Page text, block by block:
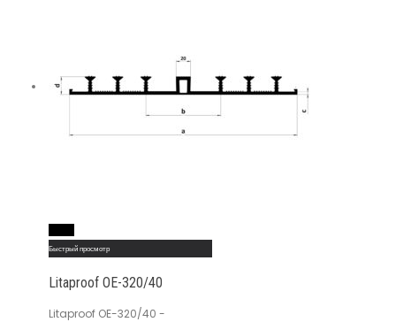
Быстрый просмотр
Litaproof OE-320/40
Litaproof OE-320/40 -